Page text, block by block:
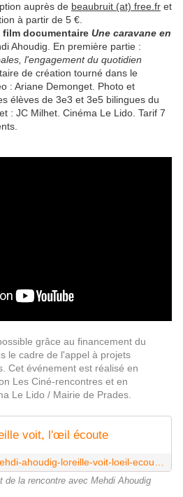
auprès de beaubruit (at) free.fr et
à partir de 5 €.
documentaire Une caravane en
Ahoudig. En première partie :
l'engagement du quotidien
de création tourné dans le
: Ariane Demonget. Photo et
élèves de 3e3 et 3e5 bilingues du
: JC Milhet. Cinéma Le Lido. Tarif 7
grâce au financement du
le cadre de l'appel à projets
Cet événement est réalisé en
Les Ciné-rencontres et en
Le Lido / Mairie de Prades.
voit, l'œil écoute
de la rencontre avec Mehdi Ahoudig